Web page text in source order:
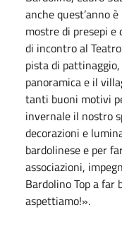
anche quest’anno
mostre di presepi e
di incontro al
pista di
panoramica e il
tanti buoni motivi
invernale il nostro
decorazioni e
bardolinese e per
associazioni,
Bardolino Top a far
aspettiamo!».